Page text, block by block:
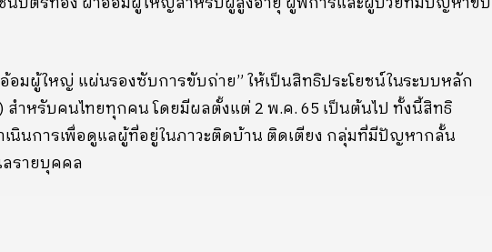
อมผู้ใหญ่ แผ่นรองซับการขับถ่าย” ให้เป็นสิทธิประโยชน์ในระบบหลัก
ำหรับคนไทยทุกคน โดยมีผลตั้งแต่ 2 พ.ค. 65 เป็นต้นไป ทั้งนี้สิทธิ
นินการเพื่อดูแลผู้ที่อยู่ในภาวะติดบ้าน ติดเตียง กลุ่มที่มีปัญหากลั้น
รายบุคคล